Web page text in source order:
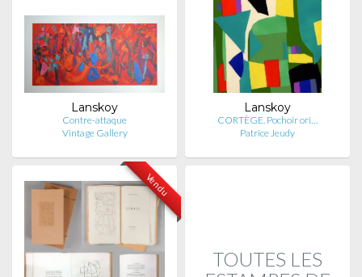
Lanskoy
Contre-attaque
Vintage Gallery
Lanskoy
CORTÈGE. Pochoir ori…
Patrice Jeudy
Vendu
TOUTES LES